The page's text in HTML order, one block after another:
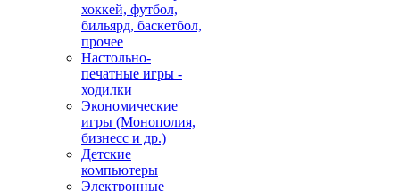
хоккей, футбол,
бильярд, баскетбол,
прочее
Настольно-
печатные игры -
ходилки
Экономические
игры (Монополия,
бизнесс и др.)
Детские
компьютеры
Электронные